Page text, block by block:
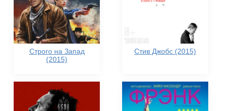
Строго на Запад
(2015)
Стив Джобс (2015)